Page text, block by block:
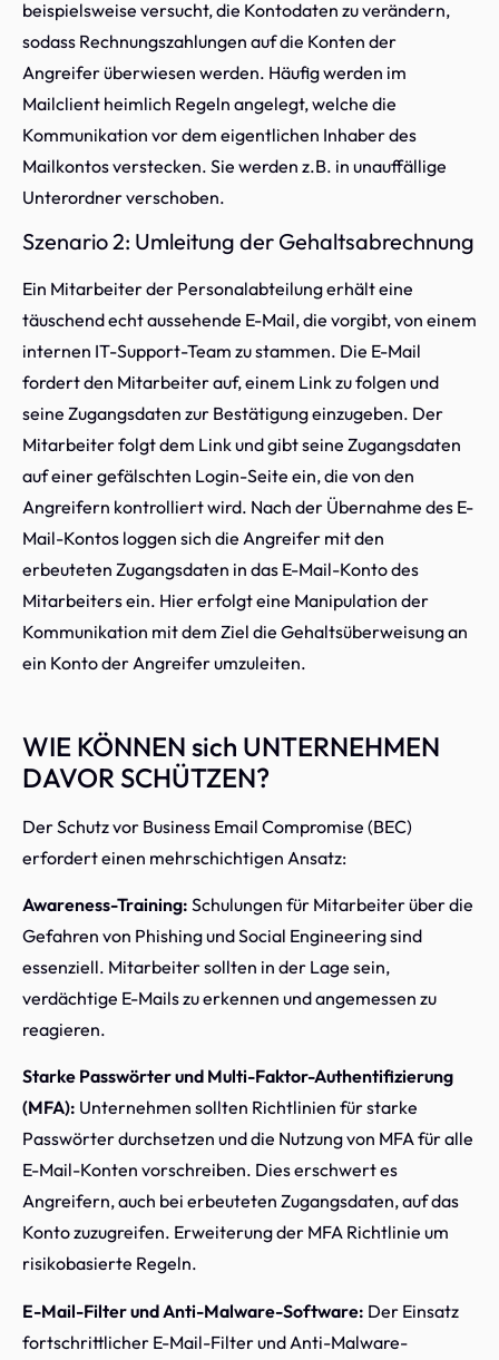
beispielsweise versucht, die Kontodaten zu verändern,
sodass Rechnungszahlungen auf die Konten der
Angreifer überwiesen werden. Häufig werden im
Mailclient heimlich Regeln angelegt, welche die
Kommunikation vor dem eigentlichen Inhaber des
Mailkontos verstecken. Sie werden z.B. in unauffällige
Unterordner verschoben.
Szenario 2: Umleitung der Gehaltsabrechnung
Ein Mitarbeiter der Personalabteilung erhält eine
täuschend echt aussehende E-Mail, die vorgibt, von einem
internen IT-Support-Team zu stammen. Die E-Mail
fordert den Mitarbeiter auf, einem Link zu folgen und
seine Zugangsdaten zur Bestätigung einzugeben. Der
Mitarbeiter folgt dem Link und gibt seine Zugangsdaten
auf einer gefälschten Login-Seite ein, die von den
Angreifern kontrolliert wird. Nach der Übernahme des E-
Mail-Kontos loggen sich die Angreifer mit den
erbeuteten Zugangsdaten in das E-Mail-Konto des
Mitarbeiters ein. Hier erfolgt eine Manipulation der
Kommunikation mit dem Ziel die Gehaltsüberweisung an
ein Konto der Angreifer umzuleiten.
WIE KÖNNEN sich UNTERNEHMEN
DAVOR SCHÜTZEN?
Der Schutz vor Business Email Compromise (BEC)
erfordert einen mehrschichtigen Ansatz:
Awareness-Training: Schulungen für Mitarbeiter über die
Gefahren von Phishing und Social Engineering sind
essenziell. Mitarbeiter sollten in der Lage sein,
verdächtige E-Mails zu erkennen und angemessen zu
reagieren.
Starke Passwörter und Multi-Faktor-Authentifizierung
(MFA): Unternehmen sollten Richtlinien für starke
Passwörter durchsetzen und die Nutzung von MFA für alle
E-Mail-Konten vorschreiben. Dies erschwert es
Angreifern, auch bei erbeuteten Zugangsdaten, auf das
Konto zuzugreifen. Erweiterung der MFA Richtlinie um
risikobasierte Regeln.
E-Mail-Filter und Anti-Malware-Software: Der Einsatz
fortschrittlicher E-Mail-Filter und Anti-Malware-